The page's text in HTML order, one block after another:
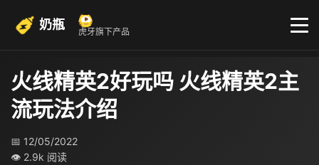
奶瓶 虎牙旗下产品
火线精英2好玩吗 火线精英2主
流玩法介绍
📅 12/05/2022
👁 2.9k 阅读